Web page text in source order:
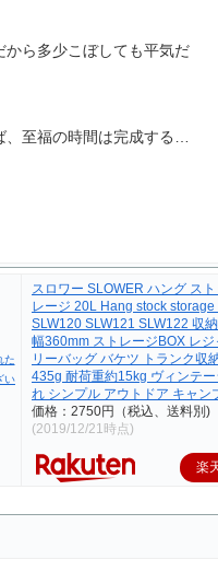
から多少こぼしても平気だ
至福の時間は完成する…
スロワー SLOWER ハング ス
レージ 20L Hang stock storage
SLW120 SLW121 SLW122 収
幅360mm ストレージBOX レ
リーバッグ バケツ トランク収
435g 耐荷重約15kg ヴィンテ
れ シンプル アウトドア キャン
価格：2750円（税込、送料別)
(2019/12/21時点)
楽